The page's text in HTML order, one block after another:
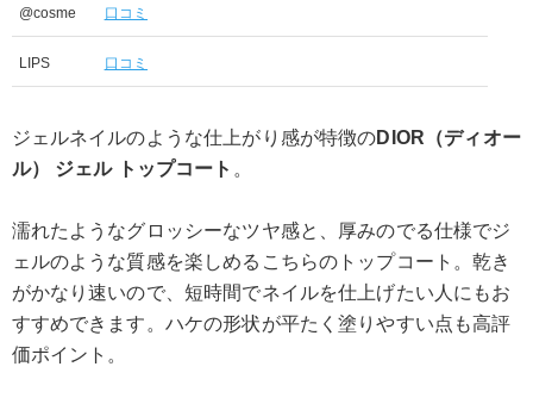
@cosme 口コミ
LIPS 口コミ
ジェルネイルのような仕上がり感が特徴のDIOR（ディオー
ル） ジェル トップコート 。
濡れたようなグロッシーなツヤ感と、厚みのでる仕様でジ
ェルのような質感を楽しめるこちらのトップコート。乾き
がかなり速いので、短時間でネイルを仕上げたい人にもお
すすめできます。ハケの形状が平たく塗りやすい点も高評
価ポイント。